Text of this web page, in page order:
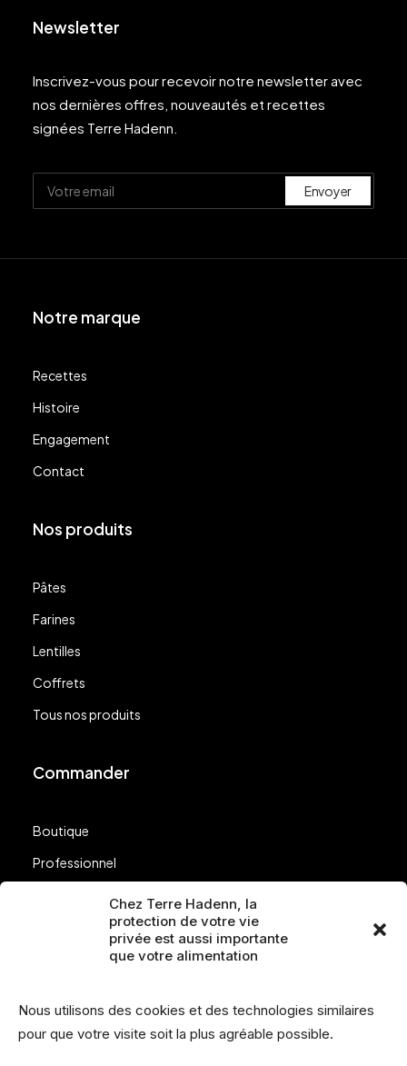
Chez Terre Hadenn, la
protection de votre vie
privée est aussi importante
que votre alimentation
Nous utilisons des cookies et des technologies similaires
pour que votre visite soit la plus agréable possible.
Newsletter
Inscrivez-vous pour recevoir notre newsletter avec
nos dernières offres, nouveautés et recettes
signées Terre Hadenn.
Notre marque
Recettes
Histoire
Engagement
Contact
Nos produits
Pâtes
Farines
Lentilles
Coffrets
Tous nos produits
Commander
Boutique
Professionnel